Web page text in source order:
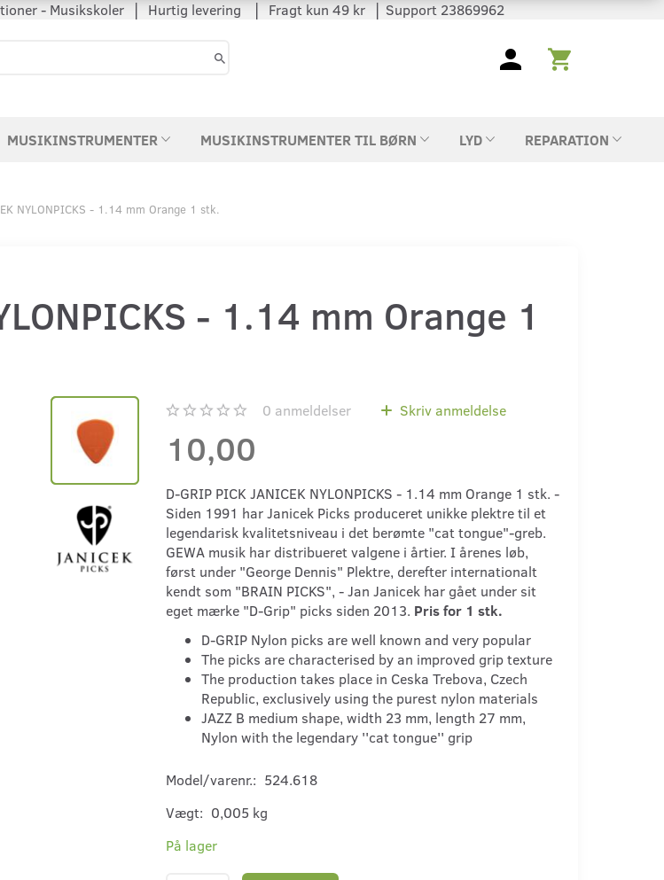
- Musikskoler │ Hurtig levering │ Fragt kun 49 kr │ Support 23869962
MUSIKINSTRUMENTER MUSIKINSTRUMENTER TIL BØRN LYD REPARATION
NYLONPICKS - 1.14 mm Orange 1 stk.
- 1.14 mm Orange 1
0 anmeldelser Skriv anmeldelse
10,00
D-GRIP PICK JANICEK NYLONPICKS - 1.14 mm Orange 1 stk. -
Siden 1991 har Janicek Picks produceret unikke plektre til et
legendarisk kvalitetsniveau i det berømte "cat tongue"-greb.
GEWA musik har distribueret valgene i årtier. I årenes løb,
først under "George Dennis" Plektre, derefter internationalt
kendt som "BRAIN PICKS", - Jan Janicek har gået under sit
eget mærke "D-Grip" picks siden 2013. Pris for 1 stk.
D-GRIP Nylon picks are well known and very popular
The picks are characterised by an improved grip texture
The production takes place in Ceska Trebova, Czech
Republic, exclusively using the purest nylon materials
JAZZ B medium shape, width 23 mm, length 27 mm,
Nylon with the legendary ''cat tongue'' grip
Model/varenr.: 524.618
Vægt: 0,005 kg
På lager